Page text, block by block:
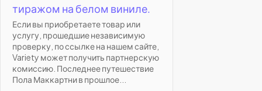
тиражом на белом виниле.
Если вы приобретаете товар или
услугу, прошедшие независимую
проверку, по ссылке на нашем сайте,
Variety может получить партнерскую
комиссию. Последнее путешествие
Пола Маккартни в прошлое...